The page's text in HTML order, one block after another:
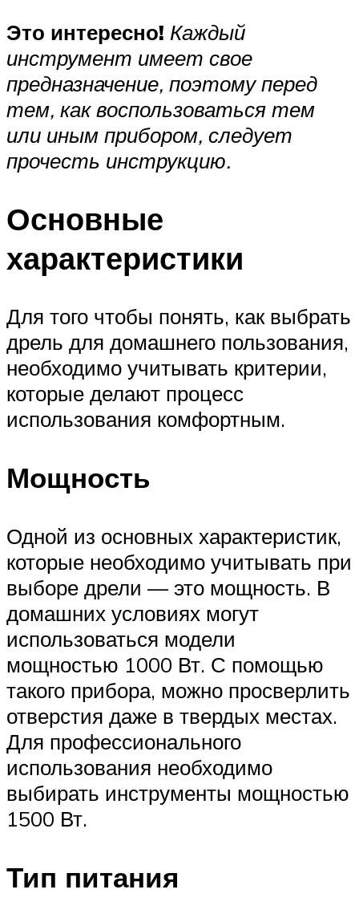
Это интересно! Каждый
инструмент имеет свое
предназначение, поэтому перед
тем, как воспользоваться тем
или иным прибором, следует
прочесть инструкцию.
Основные
характеристики
Для того чтобы понять, как выбрать
дрель для домашнего пользования,
необходимо учитывать критерии,
которые делают процесс
использования комфортным.
Мощность
Одной из основных характеристик,
которые необходимо учитывать при
выборе дрели — это мощность. В
домашних условиях могут
использоваться модели
мощностью 1000 Вт. С помощью
такого прибора, можно просверлить
отверстия даже в твердых местах.
Для профессионального
использования необходимо
выбирать инструменты мощностью
1500 Вт.
Тип питания